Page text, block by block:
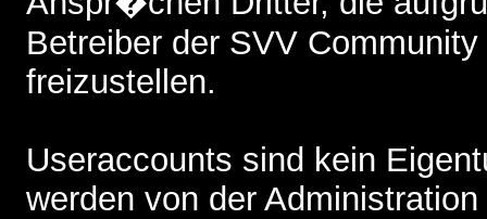
Betreiber der SVV
freizustellen.
Useraccounts sind kein
werden von der